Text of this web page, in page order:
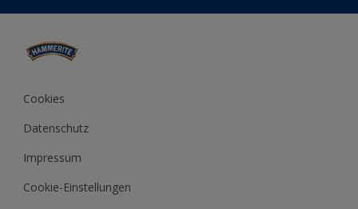
Fragen und Antworten
Lexikon
Xyladecor
Cookies
Datenschutz
Impressum
Cookie-Einstellungen